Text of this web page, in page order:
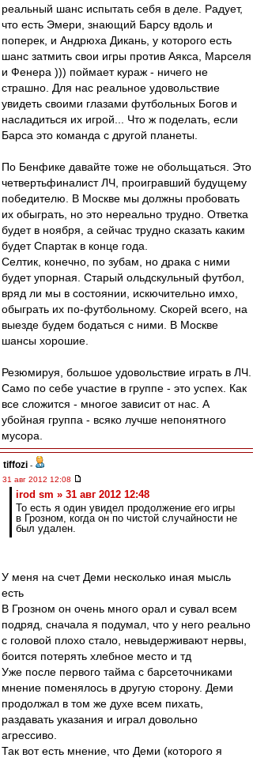
реальный шанс испытать себя в деле. Радует,
что есть Эмери, знающий Барсу вдоль и
поперек, и Андрюха Дикань, у которого есть
шанс затмить свои игры против Аякса, Марселя
и Фенера ))) поймает кураж - ничего не
страшно. Для нас реальное удовольствие
увидеть своими глазами футбольных Богов и
насладиться их игрой... Что ж поделать, если
Барса это команда с другой планеты.
По Бенфике давайте тоже не обольщаться. Это
четвертьфиналист ЛЧ, проигравший будущему
победителю. В Москве мы должны пробовать
их обыграть, но это нереально трудно. Ответка
будет в ноября, а сейчас трудно сказать каким
будет Спартак в конце года.
Селтик, конечно, по зубам, но драка с ними
будет упорная. Старый ольдскульный футбол,
вряд ли мы в состоянии, искючительно имхо,
обыграть их по-футбольному. Скорей всего, на
выезде будем бодаться с ними. В Москве
шансы хорошие.
Резюмируя, большое удовольствие играть в ЛЧ.
Само по себе участие в группе - это успех. Как
все сложится - многое зависит от нас. А
убойная группа - всяко лучше непонятного
мусора.
tiffozi -
31 авг 2012 12:08
irod sm » 31 авг 2012 12:48
То есть я один увидел продолжение его игры
в Грозном, когда он по чистой случайности не
был удален.
У меня на счет Деми несколько иная мысль
есть
В Грозном он очень много орал и сувал всем
подряд, сначала я подумал, что у него реально
с головой плохо стало, невыдерживают нервы,
боится потерять хлебное место и тд
Уже после первого тайма с барсеточниками
мнение поменялось в другую сторону. Деми
продолжал в том же духе всем пихать,
раздавать указания и играл довольно
агрессиво.
Так вот есть мнение, что Деми (которого я